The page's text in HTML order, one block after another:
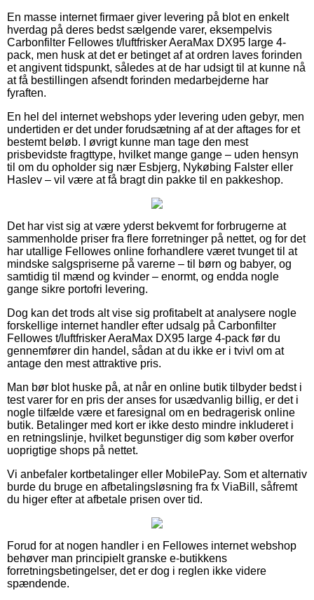
En masse internet firmaer giver levering på blot en enkelt
hverdag på deres bedst sælgende varer, eksempelvis
Carbonfilter Fellowes t/luftfrisker AeraMax DX95 large 4-
pack, men husk at det er betinget af at ordren laves forinden
et angivent tidspunkt, således at de har udsigt til at kunne nå
at få bestillingen afsendt forinden medarbejderne har
fyraften.
En hel del internet webshops yder levering uden gebyr, men
undertiden er det under forudsætning af at der aftages for et
bestemt beløb. I øvrigt kunne man tage den mest
prisbevidste fragttype, hvilket mange gange – uden hensyn
til om du opholder sig nær Esbjerg, Nykøbing Falster eller
Haslev – vil være at få bragt din pakke til en pakkeshop.
Det har vist sig at være yderst bekvemt for forbrugerne at
sammenholde priser fra flere forretninger på nettet, og for det
har utallige Fellowes online forhandlere været tvunget til at
mindske salgspriserne på varerne – til børn og babyer, og
samtidig til mænd og kvinder – enormt, og endda nogle
gange sikre portofri levering.
Dog kan det trods alt vise sig profitabelt at analysere nogle
forskellige internet handler efter udsalg på Carbonfilter
Fellowes t/luftfrisker AeraMax DX95 large 4-pack før du
gennemfører din handel, sådan at du ikke er i tvivl om at
antage den mest attraktive pris.
Man bør blot huske på, at når en online butik tilbyder bedst i
test varer for en pris der anses for usædvanlig billig, er det i
nogle tilfælde være et faresignal om en bedragerisk online
butik. Betalinger med kort er ikke desto mindre inkluderet i
en retningslinje, hvilket begunstiger dig som køber overfor
uoprigtige shops på nettet.
Vi anbefaler kortbetalinger eller MobilePay. Som et alternativ
burde du bruge en afbetalingsløsning fra fx ViaBill, såfremt
du higer efter at afbetale prisen over tid.
Forud for at nogen handler i en Fellowes internet webshop
behøver man principielt granske e-butikkens
forretningsbetingelser, det er dog i reglen ikke videre
spændende.